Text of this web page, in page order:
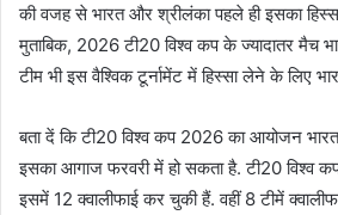
की वजह से भारत और श्रीलंका पहले ही इसका
मुताबिक, 2026 टी20 विश्व कप के ज्यादातर मैच
टीम भी इस वैश्विक टूर्नामेंट में हिस्सा लेने के लिए
बता दें कि टी20 विश्व कप 2026 का आयोजन
इसका आगाज फरवरी में हो सकता है. टी20 विश्व
इसमें 12 क्वालीफाई कर चुकी हैं. वहीं 8 टीमें